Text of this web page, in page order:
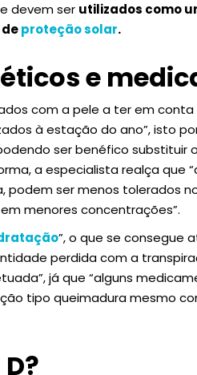
devem ser utilizados como
proteção solar.
e
com a pele a ter em conta
à estação do ano”, isto
ser benéfico substituir
a especialista realça que
podem ser menos tolerados
menores concentrações”.
”, o que se consegue
perdida com a
já que “alguns
tipo queimadura mesmo